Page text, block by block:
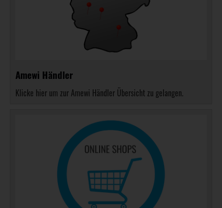
Amewi Händler
Klicke hier um zur Amewi Händler Übersicht zu gelangen.